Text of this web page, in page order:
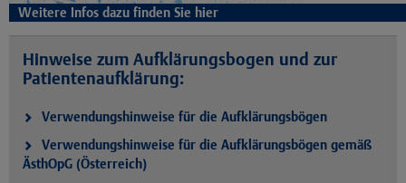
Weitere Infos dazu finden Sie hier
Hinweise zum Aufklärungsbogen und zur
Patientenaufklärung:
Verwendungshinweise für die Aufklärungsbögen
Verwendungshinweise für die Aufklärungsbögen gemäß
ÄsthOpG (Österreich)